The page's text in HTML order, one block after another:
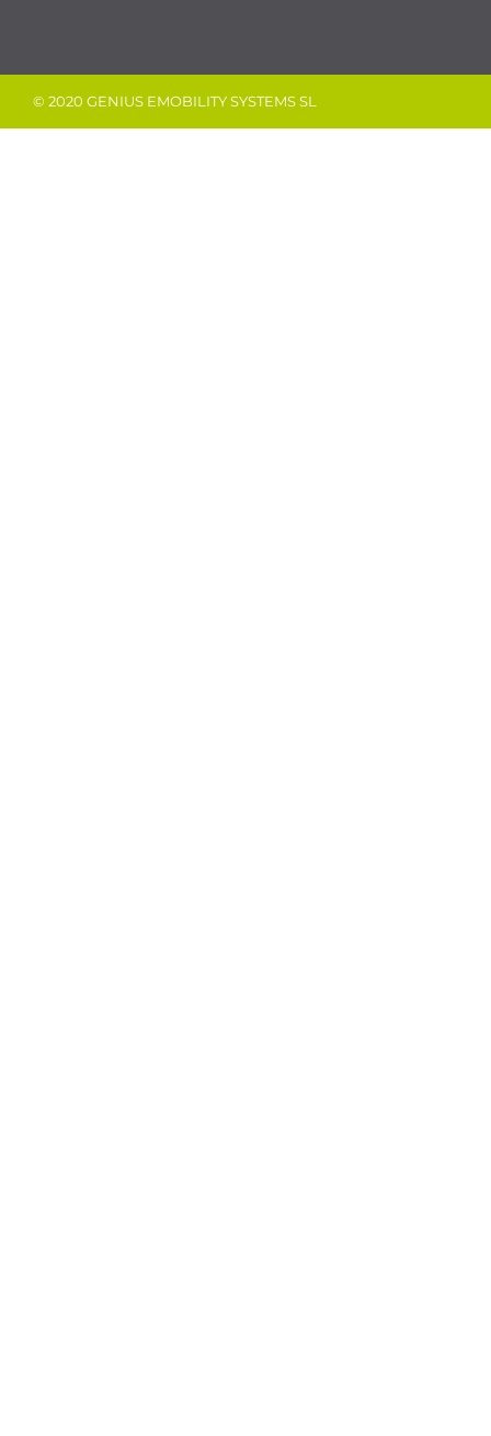
© 2020 GENIUS EMOBILITY SYSTEMS SL